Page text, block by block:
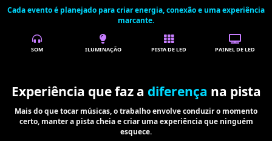
Cada evento é planejado para criar energia, conexão e uma experiência
marcante.
SOM ILUMINAÇÃO PISTA DE LED PAINEL DE LED
Experiência que faz a diferença na pista
Mais do que tocar músicas, o trabalho envolve conduzir o momento
certo, manter a pista cheia e criar uma experiência que ninguém
esquece.